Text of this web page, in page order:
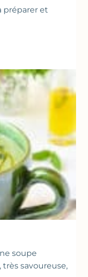
préparer et
soupe
savoureuse,